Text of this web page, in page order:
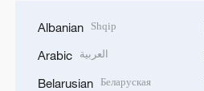
Albanian Shqip
Arabic العربية
Belarusian Беларуская